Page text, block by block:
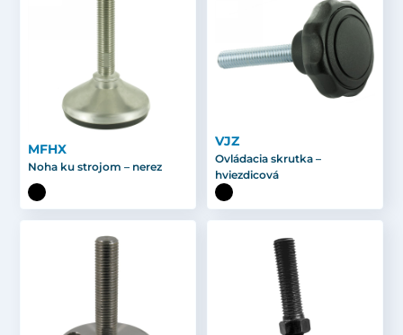
MFHX
Noha ku strojom – nerez
VJZ
Ovládacia skrutka –
hviezdicová